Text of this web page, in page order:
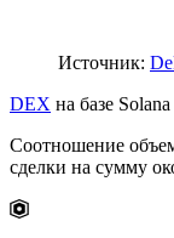
Источник:
DEX на базе
Соотношение
сделки на сумму